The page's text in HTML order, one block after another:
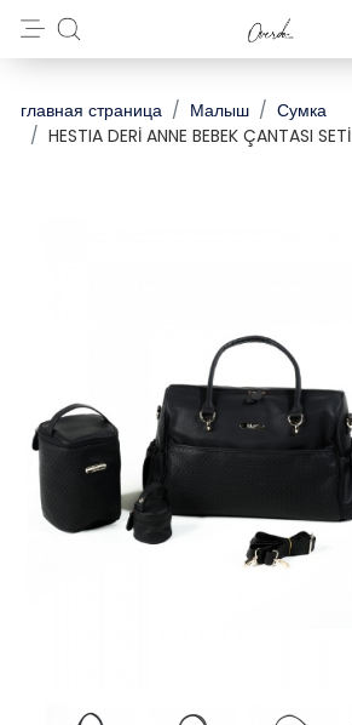
главная страница Малыш
Сумка
HESTIA DERİ ANNE BEBEK ÇANTASI SETİ